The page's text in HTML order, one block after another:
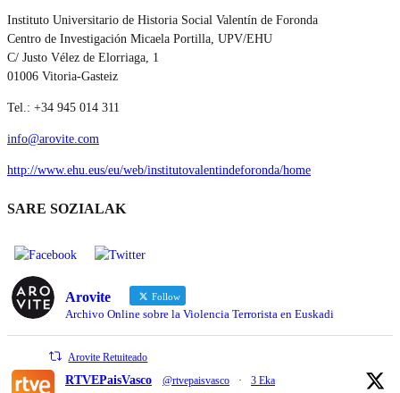
Instituto Universitario de Historia Social Valentín de Foronda
Centro de Investigación Micaela Portilla, UPV/EHU
C/ Justo Vélez de Elorriaga, 1
01006 Vitoria-Gasteiz
Tel.: +34 945 014 311
info@arovite.com
http://www.ehu.eus/eu/web/institutovalentindeforonda/home
SARE SOZIALAK
Arovite Follow
Archivo Online sobre la Violencia Terrorista en Euskadi
Arovite Retuiteado
RTVEPaisVasco @rtvepaisvasco · 3 Eka